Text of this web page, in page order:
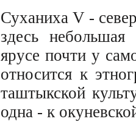
Суханиха V -
здесь
ярусе почти у
относится к
таштыкской
одна - к